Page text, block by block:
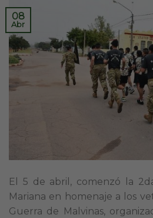
08
Abr
El 5 de abril, comenzó la
Mariana en homenaje a los
Guerra de Malvinas,